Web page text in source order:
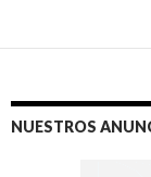
NUESTROS